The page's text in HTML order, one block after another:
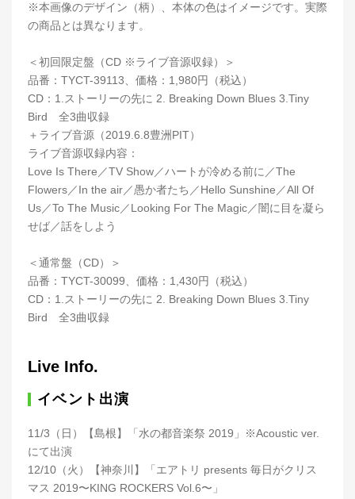
※本画像のデザイン（柄）、本体の色はイメージです。実際
の商品とは異なります。
＜初回限定盤（CD ※ライブ音源収録）＞
品番：TYCT-39113、価格：1,980円（税込）
CD：1.ストーリーの先に 2. Breaking Down Blues 3.Tiny
Bird 全3曲収録
＋ライブ音源（2019.6.8豊洲PIT）
ライブ音源収録内容：
Love Is There／TV Show／ハートが冷める前に／The
Flowers／In the air／愚か者たち／Hello Sunshine／All Of
Us／To The Music／Looking For The Magic／闇に目を凝ら
せば／話をしよう
＜通常盤（CD）＞
品番：TYCT-30099、価格：1,430円（税込）
CD：1.ストーリーの先に 2. Breaking Down Blues 3.Tiny
Bird 全3曲収録
Live Info.
イベント出演
11/3（日）【島根】「水の都音楽祭 2019」※Acoustic ver.
にて出演
12/10（火）【神奈川】「エアトリ presents 毎日がクリス
マス 2019〜KING ROCKERS Vol.6〜」